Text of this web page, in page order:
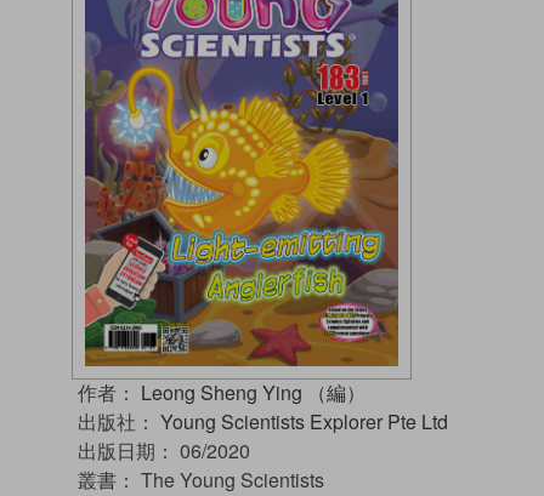
作者： Leong Sheng Ying （編）
出版社： Young Scientists Explorer Pte Ltd
出版日期： 06/2020
叢書： The Young Scientists